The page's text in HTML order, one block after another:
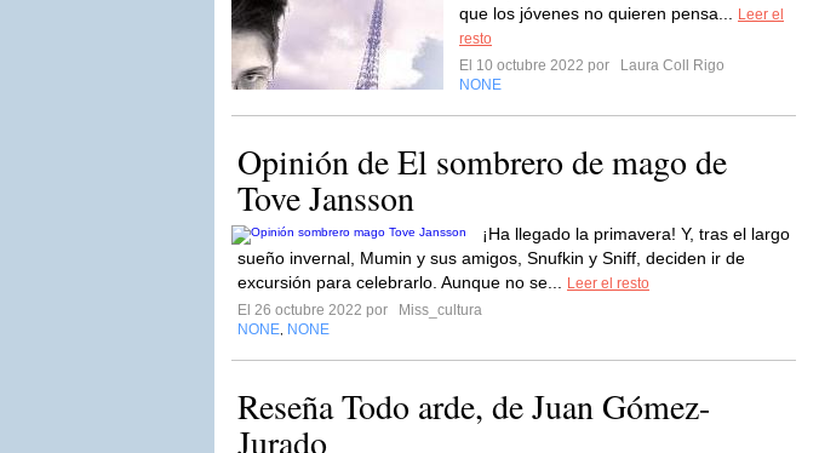
que los jóvenes no quieren pensa...
Leer el
resto
El 10 octubre 2022 por
Laura Coll Rigo
NONE
Opinión de El sombrero de mago de
Tove Jansson
¡Ha llegado la primavera! Y, tras el largo
sueño invernal, Mumin y sus amigos, Snufkin y Sniff, deciden ir de
excursión para celebrarlo. Aunque no se...
Leer el resto
El 26 octubre 2022 por
Miss_cultura
NONE NONE
Reseña Todo arde, de Juan Gómez-
Jurado